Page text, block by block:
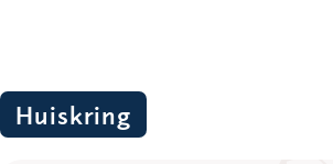
Huiskring